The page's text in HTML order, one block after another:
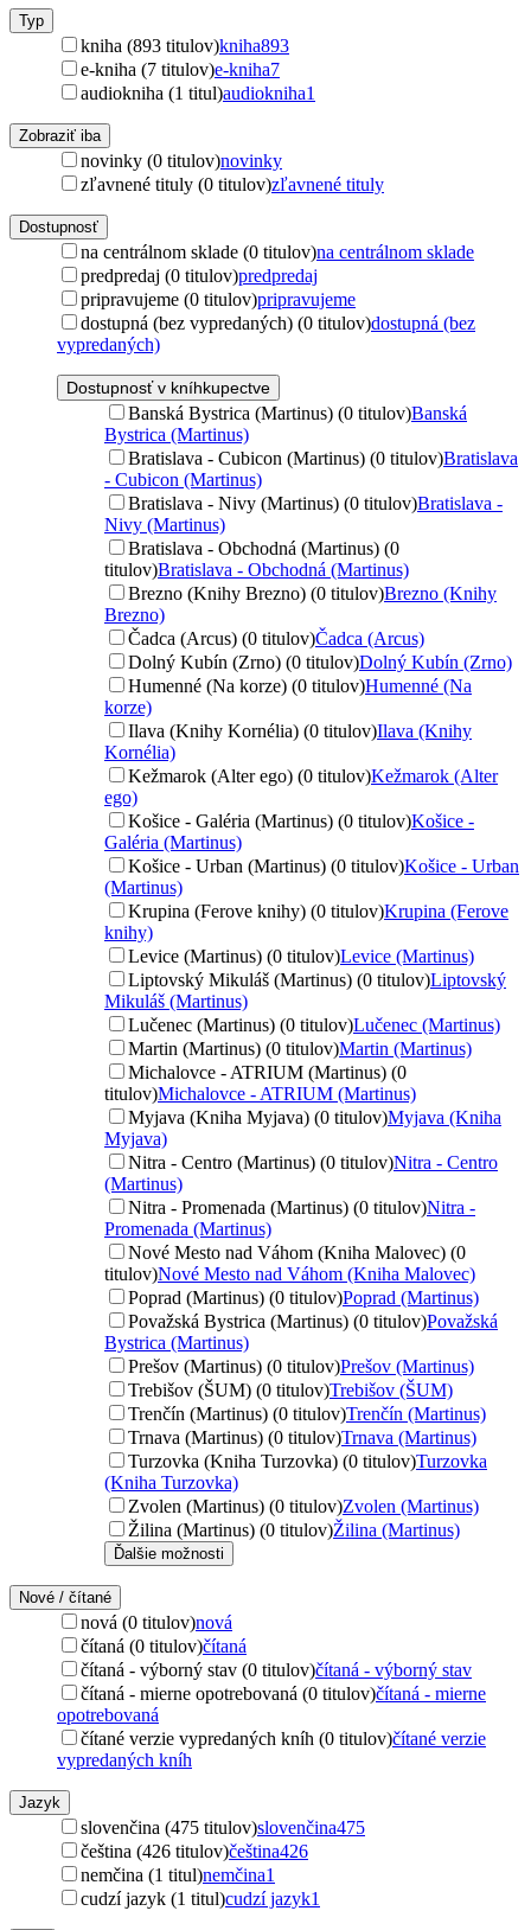
Typ
kniha (893 titulov)kniha893
e-kniha (7 titulov)e-kniha7
audiokniha (1 titul)audiokniha1
Zobraziť iba
novinky (0 titulov)novinky
zľavnené tituly (0 titulov)zľavnené tituly
Dostupnosť
na centrálnom sklade (0 titulov)na centrálnom sklade
predpredaj (0 titulov)predpredaj
pripravujeme (0 titulov)pripravujeme
dostupná (bez vypredaných) (0 titulov)dostupná (bez
vypredaných)
Dostupnosť v kníhkupectve
Banská Bystrica (Martinus) (0 titulov)Banská
Bystrica (Martinus)
Bratislava - Cubicon (Martinus) (0 titulov)Bratislava
- Cubicon (Martinus)
Bratislava - Nivy (Martinus) (0 titulov)Bratislava -
Nivy (Martinus)
Bratislava - Obchodná (Martinus) (0
titulov)Bratislava - Obchodná (Martinus)
Brezno (Knihy Brezno) (0 titulov)Brezno (Knihy
Brezno)
Čadca (Arcus) (0 titulov)Čadca (Arcus)
Dolný Kubín (Zrno) (0 titulov)Dolný Kubín (Zrno)
Humenné (Na korze) (0 titulov)Humenné (Na
korze)
Ilava (Knihy Kornélia) (0 titulov)Ilava (Knihy
Kornélia)
Kežmarok (Alter ego) (0 titulov)Kežmarok (Alter
ego)
Košice - Galéria (Martinus) (0 titulov)Košice -
Galéria (Martinus)
Košice - Urban (Martinus) (0 titulov)Košice - Urban
(Martinus)
Krupina (Ferove knihy) (0 titulov)Krupina (Ferove
knihy)
Levice (Martinus) (0 titulov)Levice (Martinus)
Liptovský Mikuláš (Martinus) (0 titulov)Liptovský
Mikuláš (Martinus)
Lučenec (Martinus) (0 titulov)Lučenec (Martinus)
Martin (Martinus) (0 titulov)Martin (Martinus)
Michalovce - ATRIUM (Martinus) (0
titulov)Michalovce - ATRIUM (Martinus)
Myjava (Kniha Myjava) (0 titulov)Myjava (Kniha
Myjava)
Nitra - Centro (Martinus) (0 titulov)Nitra - Centro
(Martinus)
Nitra - Promenada (Martinus) (0 titulov)Nitra -
Promenada (Martinus)
Nové Mesto nad Váhom (Kniha Malovec) (0
titulov)Nové Mesto nad Váhom (Kniha Malovec)
Poprad (Martinus) (0 titulov)Poprad (Martinus)
Považská Bystrica (Martinus) (0 titulov)Považská
Bystrica (Martinus)
Prešov (Martinus) (0 titulov)Prešov (Martinus)
Trebišov (ŠUM) (0 titulov)Trebišov (ŠUM)
Trenčín (Martinus) (0 titulov)Trenčín (Martinus)
Trnava (Martinus) (0 titulov)Trnava (Martinus)
Turzovka (Kniha Turzovka) (0 titulov)Turzovka
(Kniha Turzovka)
Zvolen (Martinus) (0 titulov)Zvolen (Martinus)
Žilina (Martinus) (0 titulov)Žilina (Martinus)
Ďalšie možnosti
Nové / čítané
nová (0 titulov)nová
čítaná (0 titulov)čítaná
čítaná - výborný stav (0 titulov)čítaná - výborný stav
čítaná - mierne opotrebovaná (0 titulov)čítaná - mierne
opotrebovaná
čítané verzie vypredaných kníh (0 titulov)čítané verzie
vypredaných kníh
Jazyk
slovenčina (475 titulov)slovenčina475
čeština (426 titulov)čeština426
nemčina (1 titul)nemčina1
cudzí jazyk (1 titul)cudzí jazyk1